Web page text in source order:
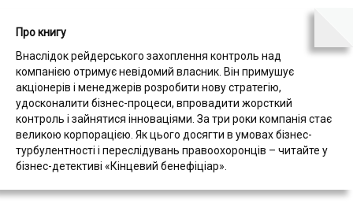
Про книгу
Внаслідок рейдерського захоплення контроль над
компанією отримує невідомий власник. Він примушує
акціонерів і менеджерів розробити нову стратегію,
удосконалити бізнес-процеси, впровадити жорсткий
контроль і зайнятися інноваціями. За три роки компанія стає
великою корпорацією. Як цього досягти в умовах бізнес-
турбулентності і переслідувань правоохоронців – читайте у
бізнес-детективі «Кінцевий бенефіціар».